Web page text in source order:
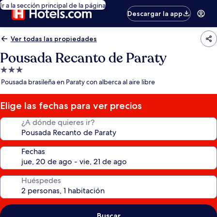
Ir a la sección principal de la página
Descargar la app
Ver todas las propiedades
Pousada Recanto de Paraty
Propiedad
de
estrellas
Pousada brasileña en Paraty con alberca al aire libre
Elige las fechas para ver precios
¿A dónde quieres ir?
Fechas
Huéspedes